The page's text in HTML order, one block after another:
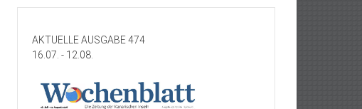
AKTUELLE AUSGABE 474
16.07. - 12.08.